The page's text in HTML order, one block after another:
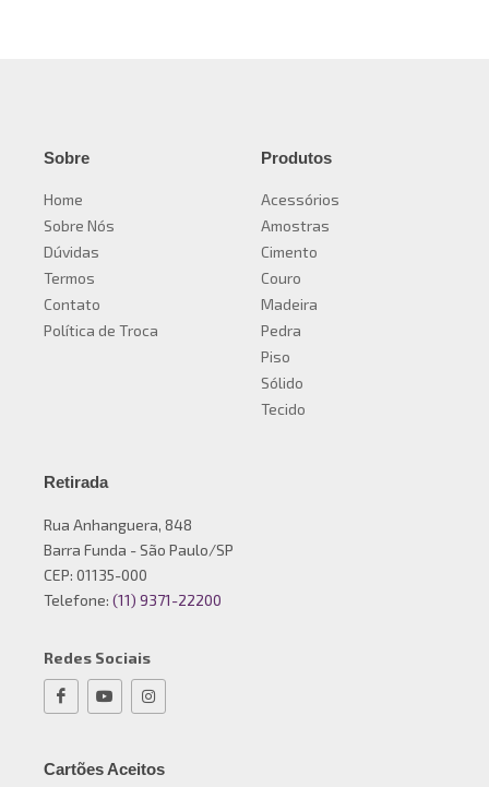
Sobre
Home
Sobre Nós
Dúvidas
Termos
Contato
Política de Troca
Produtos
Acessórios
Amostras
Cimento
Couro
Madeira
Pedra
Piso
Sólido
Tecido
Retirada
Rua Anhanguera, 848
Barra Funda - São Paulo/SP
CEP: 01135-000
Telefone: (11) 9371-22200
Redes Sociais
Cartões Aceitos